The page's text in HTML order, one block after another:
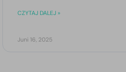
CZYTAJ DALEJ »
Juni 16, 2025